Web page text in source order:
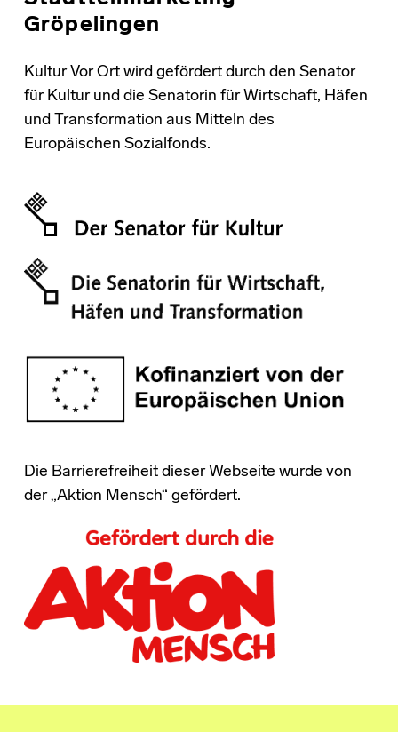
Gröpelingen
Kultur Vor Ort wird gefördert durch den Senator
für Kultur und die Senatorin für Wirtschaft, Häfen
und Transformation aus Mitteln des
Europäischen Sozialfonds.
Die Barrierefreiheit dieser Webseite wurde von
der „Aktion Mensch“ gefördert.